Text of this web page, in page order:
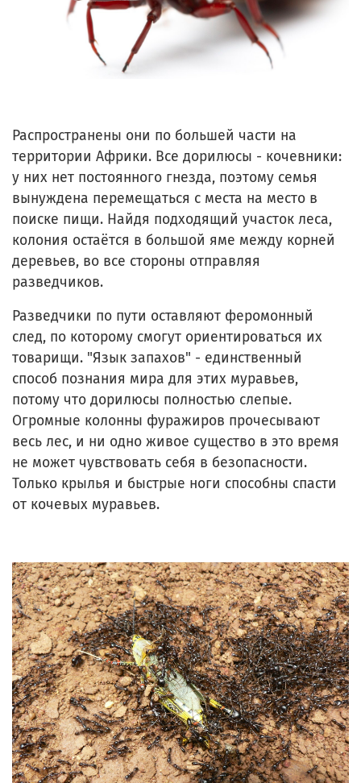
Распространены они по большей части на
территории Африки. Все дорилюсы - кочевники:
у них нет постоянного гнезда, поэтому семья
вынуждена перемещаться с места на место в
поиске пищи. Найдя подходящий участок леса,
колония остаётся в большой яме между корней
деревьев, во все стороны отправляя
разведчиков.
Разведчики по пути оставляют феромонный
след, по которому смогут ориентироваться их
товарищи. "Язык запахов" - единственный
способ познания мира для этих муравьев,
потому что дорилюсы полностью слепые.
Огромные колонны фуражиров прочесывают
весь лес, и ни одно живое существо в это время
не может чувствовать себя в безопасности.
Только крылья и быстрые ноги способны спасти
от кочевых муравьев.